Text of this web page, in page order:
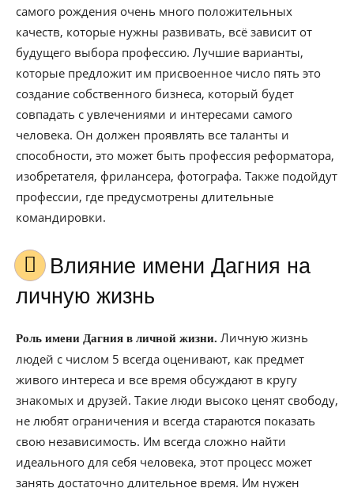
самого рождения очень много положительных
качеств, которые нужны развивать, всё зависит от
будущего выбора профессию. Лучшие варианты,
которые предложит им присвоенное число пять это
создание собственного бизнеса, который будет
совпадать с увлечениями и интересами самого
человека. Он должен проявлять все таланты и
способности, это может быть профессия реформатора,
изобретателя, фрилансера, фотографа. Также подойдут
профессии, где предусмотрены длительные
командировки.
Влияние имени Дагния на
личную жизнь
Роль имени Дагния в личной жизни. Личную жизнь
людей с числом 5 всегда оценивают, как предмет
живого интереса и все время обсуждают в кругу
знакомых и друзей. Такие люди высоко ценят свободу,
не любят ограничения и всегда стараются показать
свою независимость. Им всегда сложно найти
идеального для себя человека, этот процесс может
занять достаточно длительное время. Им нужен